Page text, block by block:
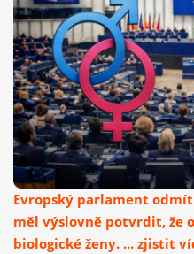
Evropský parlament
měl výslovně potvrdit, že
biologické ženy. ... zjistit